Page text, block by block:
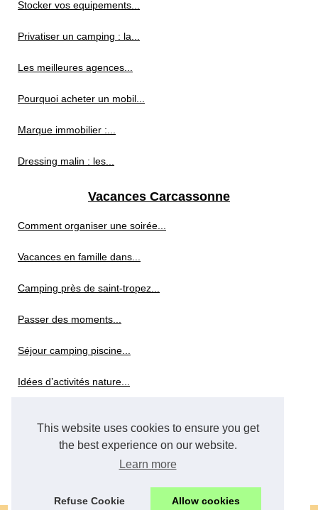
This website uses cookies to ensure you get
the best experience on our website.
Learn more
Refuse Cookie Allow cookies
Stocker vos equipements...
Privatiser un camping : la...
Les meilleures agences...
Pourquoi acheter un mobil...
Marque immobilier :...
Dressing malin : les...
Vacances Carcassonne
Comment organiser une soirée...
Vacances en famille dans...
Camping près de saint-tropez...
Passer des moments...
Séjour camping piscine...
Idées d’activités nature...
Camping proche vulcania...